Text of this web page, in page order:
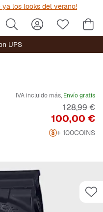
ya los looks del verano!
UPS
IVA incluido más, Envío gratis
Precio
100,00 €
Precio
128,99 €
+ 100COINS